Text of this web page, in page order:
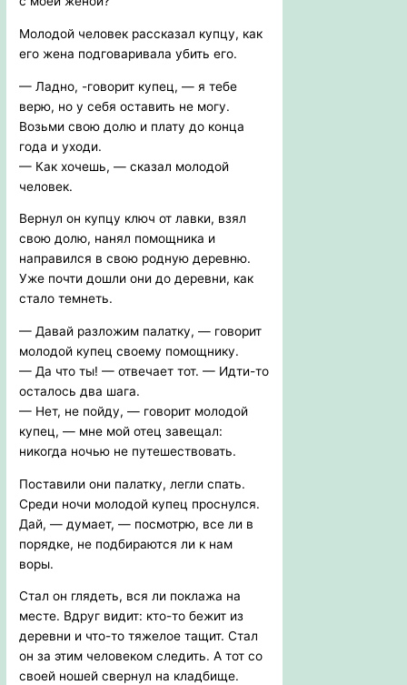
Молодой человек рассказал купцу, как
его жена подговаривала убить его.
— Ладно, -говорит купец, — я тебе
верю, но у себя оставить не могу.
Возьми свою долю и плату до конца
года и уходи.
— Как хочешь, — сказал молодой
человек.
Вернул он купцу ключ от лавки, взял
свою долю, нанял помощника и
направился в свою родную деревню.
Уже почти дошли они до деревни, как
стало темнеть.
— Давай разложим палатку, — говорит
молодой купец своему помощнику.
— Да что ты! — отвечает тот. — Идти-то
осталось два шага.
— Нет, не пойду, — говорит молодой
купец, — мне мой отец завещал:
никогда ночью не путешествовать.
Поставили они палатку, легли спать.
Среди ночи молодой купец проснулся.
Дай, — думает, — посмотрю, все ли в
порядке, не подбираются ли к нам
воры.
Стал он глядеть, вся ли поклажа на
месте. Вдруг видит: кто-то бежит из
деревни и что-то тяжелое тащит. Стал
он за этим человеком следить. А тот со
своей ношей свернул на кладбище.